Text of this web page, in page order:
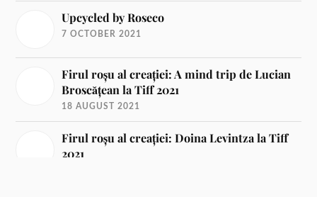
Upcycled by Roseco
7 OCTOBER 2021
Firul roșu al creației: A mind trip de Lucian
Broscățean la Tiff 2021
18 AUGUST 2021
Firul roșu al creației: Doina Levintza la Tiff
2021